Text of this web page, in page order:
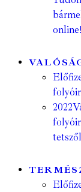
online!
2022